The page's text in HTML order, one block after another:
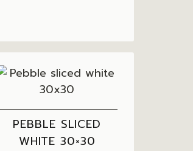
PEBBLE SLICED
WHITE 30×30